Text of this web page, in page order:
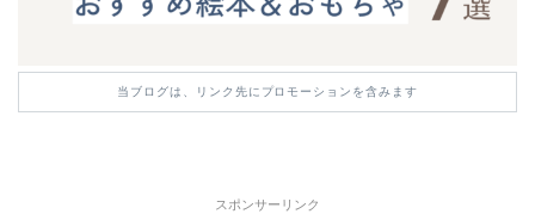
当ブログは、リンク先にプロモーションを含みます
スポンサーリンク